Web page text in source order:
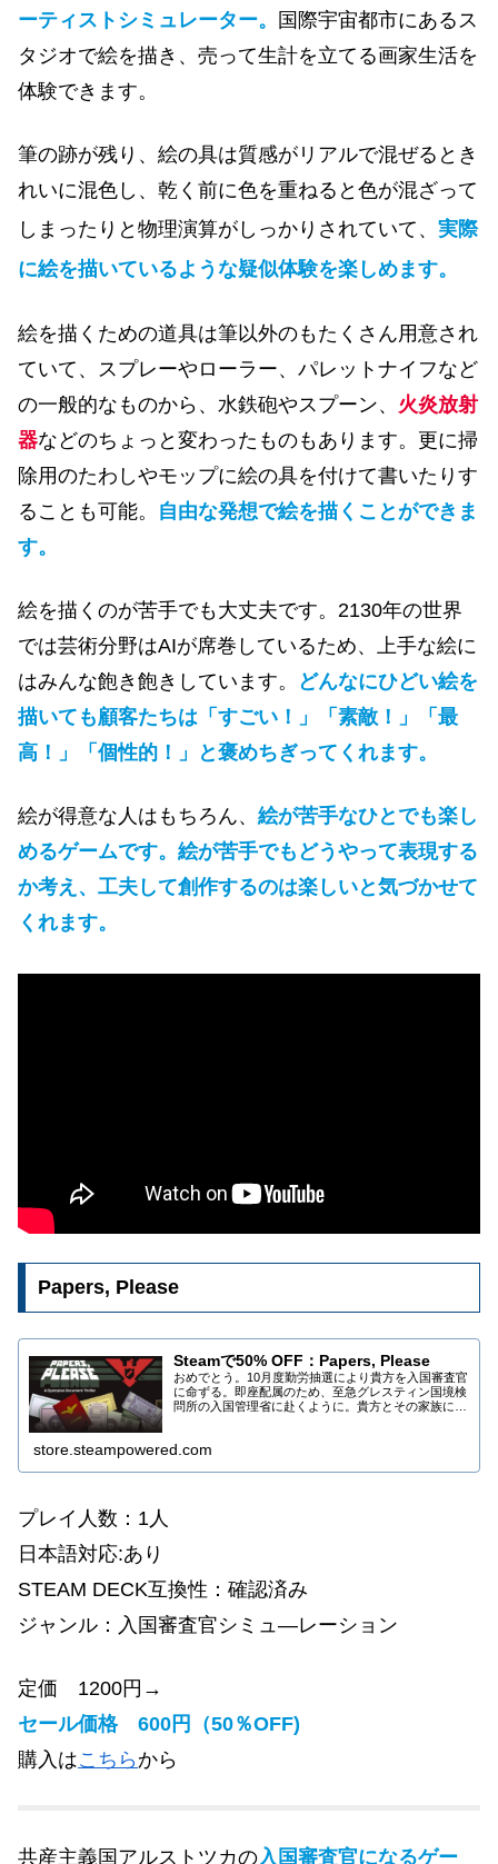
ーティストシミュレーター。 国際宇宙都市にあるス
タジオで絵を描き、売って生計を立てる画家生活を
体験できます。
筆の跡が残り、絵の具は質感がリアルで混ぜるとき
れいに混色し、乾く前に色を重ねると色が混ざって
しまったりと物理演算がしっかりされていて、 実際
に絵を描いているような疑似体験を楽しめます。
絵を描くための道具は筆以外のもたくさん用意され
ていて、スプレーやローラー、パレットナイフなど
の一般的なものから、水鉄砲やスプーン、 火炎放射
器などのちょっと変わったものもあります。更に掃
除用のたわしやモップに絵の具を付けて書いたりす
ることも可能。 自由な発想で絵を描くことができま
す。
絵を描くのが苦手でも大丈夫です。2130年の世界
では芸術分野はAIが席巻しているため、上手な絵に
はみんな飽き飽きしています。 どんなにひどい絵を
描いても顧客たちは「すごい！」「素敵！」「最
高！」「個性的！」と褒めちぎってくれます。
絵が得意な人はもちろん、 絵が苦手なひとでも楽し
めるゲームです。絵が苦手でもどうやって表現する
か考え、工夫して創作するのは楽しいと気づかせて
くれます。
Papers, Please
Steamで50% OFF：Papers, Please
おめでとう。10月度勤労抽選により貴方を入国審査官
に命ずる。即座配属のため、至急グレスティン国境検
問所の入国管理省に赴くように。貴方とその家族に
ル...
store.steampowered.com
プレイ人数：1人
日本語対応:あり
STEAM DECK互換性：確認済み
ジャンル：入国審査官シミュ―レーション
定価 1200円→
セール価格 600円（50％OFF)
購入はこちらから
共産主義国アルストツカの入国審査官になるゲー